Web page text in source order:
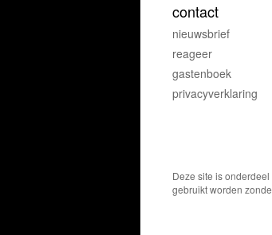
contact
nieuwsbrief
reageer
gastenboek
privacyverklaring
Deze site is onderdeel
gebruikt worden